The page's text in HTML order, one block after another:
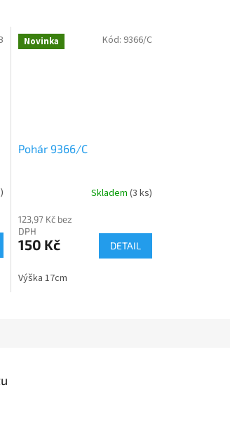
Novinka
Pohár 9366/C
Skladem (3 ks)
123,97 Kč bez
DPH
150 Kč DETAIL
Výška 17cm
Kód: 9366/C